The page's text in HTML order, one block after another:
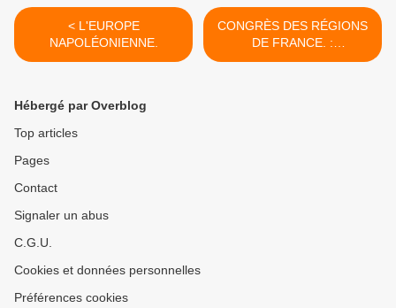
< L'EUROPE
NAPOLÉONIENNE.
CONGRÈS DES RÉGIONS
DE FRANCE. :
INTERVENTION D'HERVÉ
Hébergé par Overblog
Top articles
Pages
Contact
Signaler un abus
C.G.U.
Cookies et données personnelles
Préférences cookies